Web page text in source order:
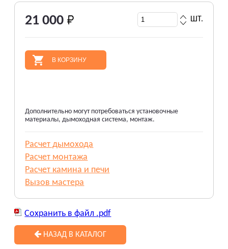
21 000
В КОРЗИНУ
ШТ.
Дополнительно могут потребоваться установочные
материалы, дымоходная система, монтаж.
Расчет дымохода
Расчет монтажа
Расчет камина и печи
Вызов мастера
Сохранить в файл .pdf
НАЗАД В КАТАЛОГ